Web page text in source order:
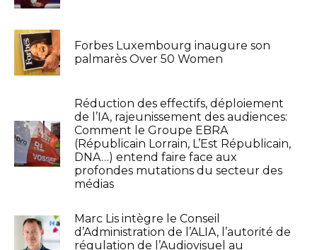
Forbes Luxembourg inaugure son
palmarès Over 50 Women
Réduction des effectifs, déploiement
de l’IA, rajeunissement des audiences:
Comment le Groupe EBRA
(Républicain Lorrain, L’Est Républicain,
DNA…) entend faire face aux
profondes mutations du secteur des
médias
Marc Lis intègre le Conseil
d’Administration de l’ALIA, l’autorité de
régulation de l’Audiovisuel au